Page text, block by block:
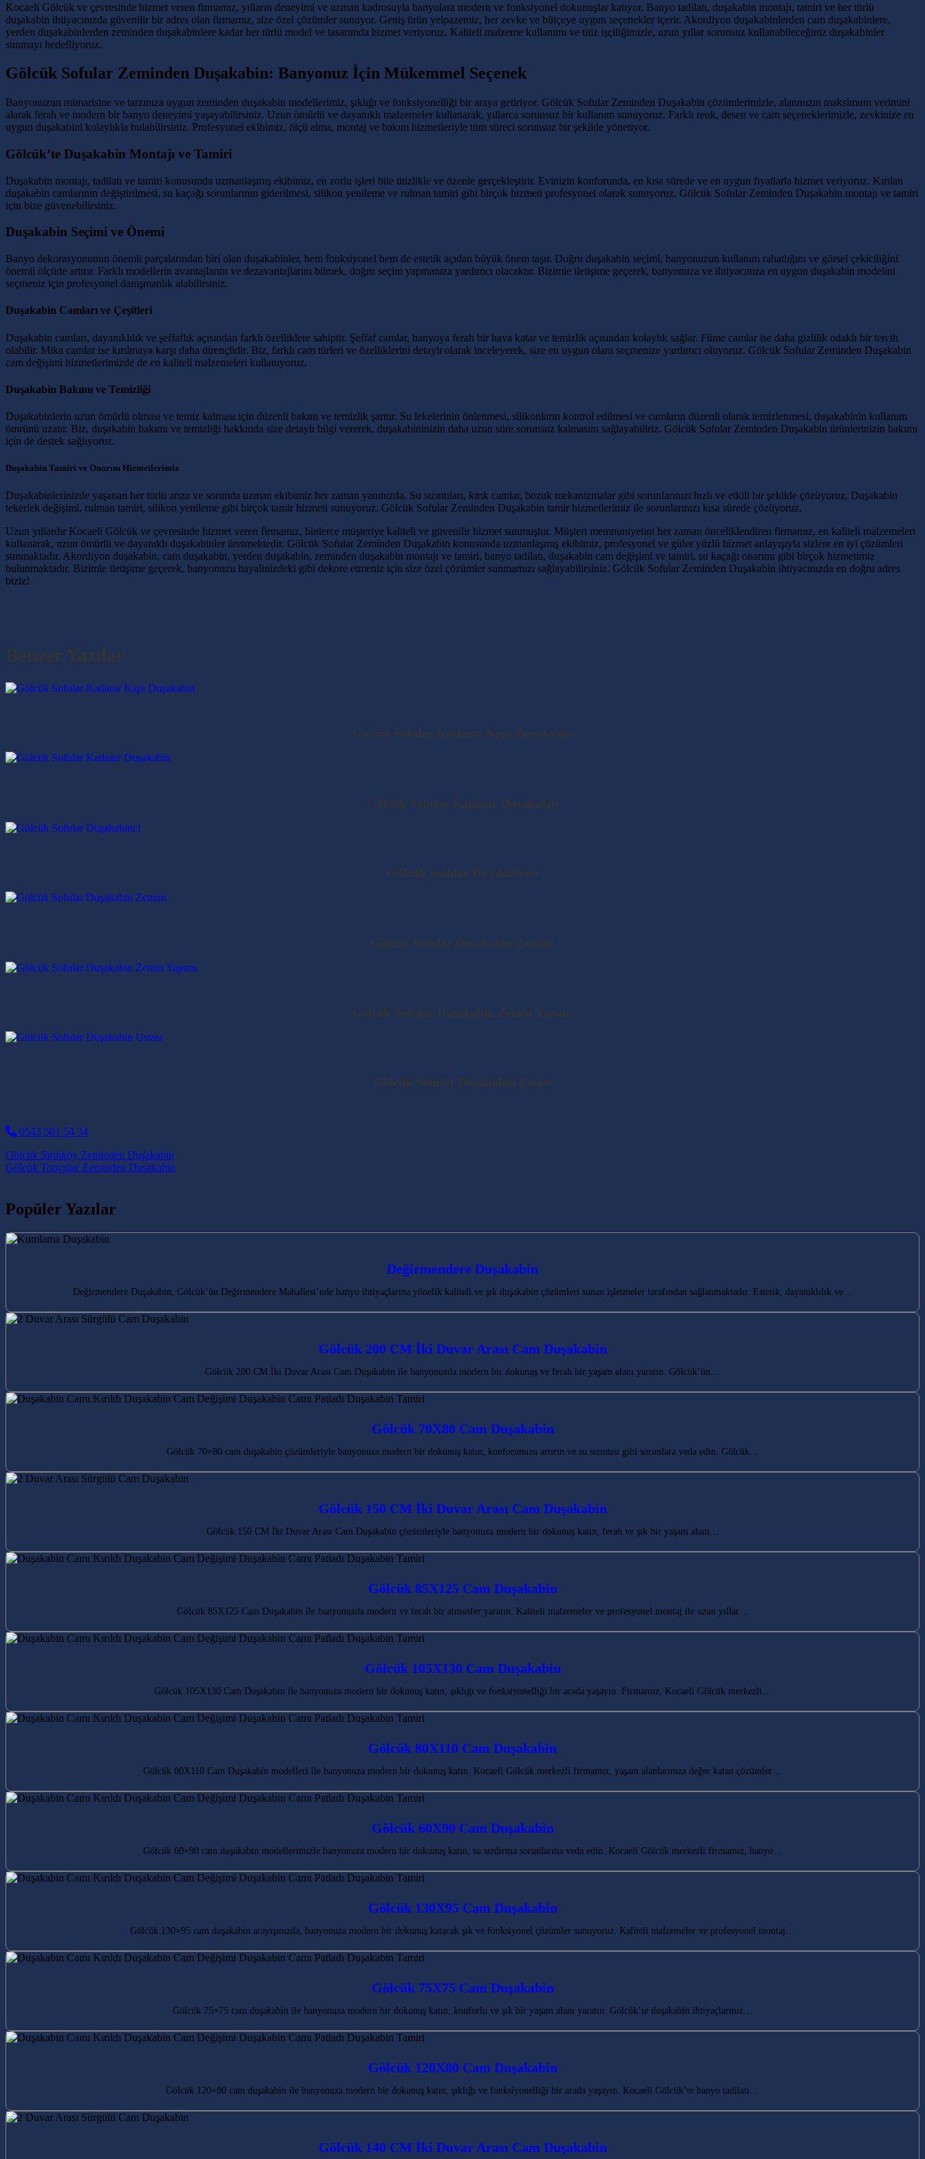
Kocaeli Gölcük ve çevresinde hizmet veren firmamız, yılların deneyimi ve uzman kadrosuyla banyolara modern ve fonksiyonel dokunuşlar katıyor. Banyo tadilatı, duşakabin montajı, tamiri ve her türlü
duşakabin ihtiyacınızda güvenilir bir adres olan firmamız, size özel çözümler sunuyor. Geniş ürün yelpazemiz, her zevke ve bütçeye uygun seçenekler içerir. Akordiyon duşakabinlerden cam duşakabinlere,
yerden duşakabinlerden zeminden duşakabinlere kadar her türlü model ve tasarımda hizmet veriyoruz. Kaliteli malzeme kullanımı ve titiz işçiliğimizle, uzun yıllar sorunsuz kullanabileceğiniz duşakabinler
sunmayı hedefliyoruz.
Gölcük Sofular Zeminden Duşakabin: Banyonuz İçin Mükemmel Seçenek
Banyonuzun mimarisine ve tarzınıza uygun zeminden duşakabin modellerimiz, şıklığı ve fonksiyonelliği bir araya getiriyor. Gölcük Sofular Zeminden Duşakabin çözümlerimizle, alanınızın maksimum verimini
alarak ferah ve modern bir banyo deneyimi yaşayabilirsiniz. Uzun ömürlü ve dayanıklı malzemeler kullanarak, yıllarca sorunsuz bir kullanım sunuyoruz. Farklı renk, desen ve cam seçeneklerimizle, zevkinize en
uygun duşakabini kolaylıkla bulabilirsiniz. Profesyonel ekibimiz, ölçü alma, montaj ve bakım hizmetleriyle tüm süreci sorunsuz bir şekilde yönetiyor.
Gölcük’te Duşakabin Montajı ve Tamiri
Duşakabin montajı, tadilatı ve tamiri konusunda uzmanlaşmış ekibimiz, en zorlu işleri bile titizlikle ve özenle gerçekleştirir. Evinizin konforunda, en kısa sürede ve en uygun fiyatlarla hizmet veriyoruz. Kırılan
duşakabin camlarının değiştirilmesi, su kaçağı sorunlarının giderilmesi, silikon yenileme ve rulman tamiri gibi birçok hizmeti profesyonel olarak sunuyoruz. Gölcük Sofular Zeminden Duşakabin montajı ve tamiri
için bize güvenebilirsiniz.
Duşakabin Seçimi ve Önemi
Banyo dekorasyonunun önemli parçalarından biri olan duşakabinler, hem fonksiyonel hem de estetik açıdan büyük önem taşır. Doğru duşakabin seçimi, banyonuzun kullanım rahatlığını ve görsel çekiciliğini
önemli ölçüde artırır. Farklı modellerin avantajlarını ve dezavantajlarını bilmek, doğru seçim yapmanıza yardımcı olacaktır. Bizimle iletişime geçerek, banyonuza ve ihtiyacınıza en uygun duşakabin modelini
seçmeniz için profesyonel danışmanlık alabilirsiniz.
Duşakabin Camları ve Çeşitleri
Duşakabin camları, dayanıklılık ve şeffaflık açısından farklı özelliklere sahiptir. Şeffaf camlar, banyoya ferah bir hava katar ve temizlik açısından kolaylık sağlar. Füme camlar ise daha gizlilik odaklı bir tercih
olabilir. Mika camlar ise kırılmaya karşı daha dirençlidir. Biz, farklı cam türleri ve özelliklerini detaylı olarak inceleyerek, size en uygun olanı seçmenize yardımcı oluyoruz. Gölcük Sofular Zeminden Duşakabin
cam değişimi hizmetlerimizde de en kaliteli malzemeleri kullanıyoruz.
Duşakabin Bakımı ve Temizliği
Duşakabinlerin uzun ömürlü olması ve temiz kalması için düzenli bakım ve temizlik şarttır. Su lekelerinin önlenmesi, silikonların kontrol edilmesi ve camların düzenli olarak temizlenmesi, duşakabinin kullanım
ömrünü uzatır. Biz, duşakabin bakımı ve temizliği hakkında size detaylı bilgi vererek, duşakabininizin daha uzun süre sorunsuz kalmasını sağlayabiliriz. Gölcük Sofular Zeminden Duşakabin ürünlerinizin bakımı
için de destek sağlıyoruz.
Duşakabin Tamiri ve Onarım Hizmetlerimiz
Duşakabinlerinizde yaşanan her türlü arıza ve sorunda uzman ekibimiz her zaman yanınızda. Su sızıntıları, kırık camlar, bozuk mekanizmalar gibi sorunlarınızı hızlı ve etkili bir şekilde çözüyoruz. Duşakabin
tekerlek değişimi, rulman tamiri, silikon yenileme gibi birçok tamir hizmeti sunuyoruz. Gölcük Sofular Zeminden Duşakabin tamir hizmetlerimiz ile sorunlarınızı kısa sürede çözüyoruz.
Uzun yıllardır Kocaeli Gölcük ve çevresinde hizmet veren firmamız, binlerce müşteriye kaliteli ve güvenilir hizmet sunmuştur. Müşteri memnuniyetini her zaman önceliklendiren firmamız, en kaliteli malzemeleri
kullanarak, uzun ömürlü ve dayanıklı duşakabinler üretmektedir. Gölcük Sofular Zeminden Duşakabin konusunda uzmanlaşmış ekibimiz, profesyonel ve güler yüzlü hizmet anlayışıyla sizlere en iyi çözümleri
sunmaktadır. Akordiyon duşakabin, cam duşakabin, yerden duşakabin, zeminden duşakabin montajı ve tamiri, banyo tadilatı, duşakabin cam değişimi ve tamiri, su kaçağı onarımı gibi birçok hizmetimiz
bulunmaktadır. Bizimle iletişime geçerek, banyonuzu hayalinizdeki gibi dekore etmeniz için size özel çözümler sunmamızı sağlayabilirsiniz. Gölcük Sofular Zeminden Duşakabin ihtiyacınızda en doğru adres
biziz!
Benzer Yazılar
Gölcük Sofular Katlanır Kapı Duşakabin
Gölcük Sofular Katlanır Duşakabin
Gölcük Sofular Duşakabinci
Gölcük Sofular Duşakabin Zemini
Gölcük Sofular Duşakabin Zemin Yapımı
Gölcük Sofular Duşakabin Ustası
0543 501 54 34
Post navigation
Gölcük Şirinköy Zeminden Duşakabin
Gölcük Topçular Zeminden Duşakabin
Popüler Yazılar
Değirmendere Duşakabin
Değirmendere Duşakabin, Gölcük’ün Değirmendere Mahallesi’nde banyo ihtiyaçlarına yönelik kaliteli ve şık duşakabin çözümleri sunan işletmeler tarafından sağlanmaktadır. Estetik, dayanıklılık ve…
Gölcük 200 CM İki Duvar Arası Cam Duşakabin
Gölcük 200 CM İki Duvar Arası Cam Duşakabin ile banyonuzda modern bir dokunuş ve ferah bir yaşam alanı yaratın. Gölcük’ün…
Gölcük 70X80 Cam Duşakabin
Gölcük 70×80 cam duşakabin çözümleriyle banyonuza modern bir dokunuş katın, konforunuzu artırın ve su sızıntısı gibi sorunlara veda edin. Gölcük…
Gölcük 150 CM İki Duvar Arası Cam Duşakabin
Gölcük 150 CM İki Duvar Arası Cam Duşakabin çözümleriyle banyonuza modern bir dokunuş katın, ferah ve şık bir yaşam alanı…
Gölcük 85X125 Cam Duşakabin
Gölcük 85X125 Cam Duşakabin ile banyonuzda modern ve ferah bir atmosfer yaratın. Kaliteli malzemeler ve profesyonel montaj ile uzun yıllar…
Gölcük 105X130 Cam Duşakabin
Gölcük 105X130 Cam Duşakabin ile banyonuza modern bir dokunuş katın, şıklığı ve fonksiyonelliği bir arada yaşayın. Firmamız, Kocaeli Gölcük merkezli…
Gölcük 80X110 Cam Duşakabin
Gölcük 80X110 Cam Duşakabin modelleri ile banyonuza modern bir dokunuş katın. Kocaeli Gölcük merkezli firmamız, yaşam alanlarınıza değer katan çözümler…
Gölcük 60X90 Cam Duşakabin
Gölcük 60×90 cam duşakabin modellerimizle banyonuza modern bir dokunuş katın, su sızdırma sorunlarına veda edin. Kocaeli Gölcük merkezli firmamız, banyo…
Gölcük 130X95 Cam Duşakabin
Gölcük 130×95 cam duşakabin arayışınızda, banyonuza modern bir dokunuş katacak şık ve fonksiyonel çözümler sunuyoruz. Kaliteli malzemeler ve profesyonel montaj…
Gölcük 75X75 Cam Duşakabin
Gölcük 75×75 cam duşakabin ile banyonuza modern bir dokunuş katın, konforlu ve şık bir yaşam alanı yaratın. Gölcük’te duşakabin ihtiyaçlarınız…
Gölcük 120X80 Cam Duşakabin
Gölcük 120×80 cam duşakabin ile banyonuza modern bir dokunuş katın, şıklığı ve fonksiyonelliği bir arada yaşayın. Kocaeli Gölcük’te banyo tadilatı…
Gölcük 140 CM İki Duvar Arası Cam Duşakabin